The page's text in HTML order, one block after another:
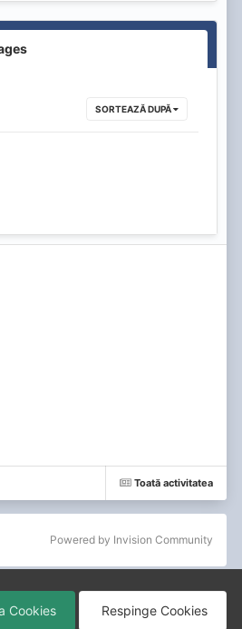
SORTEAZĂ DUPĂ
Toată activitatea
Powered by Invision Community
Cookies Respinge Cookies